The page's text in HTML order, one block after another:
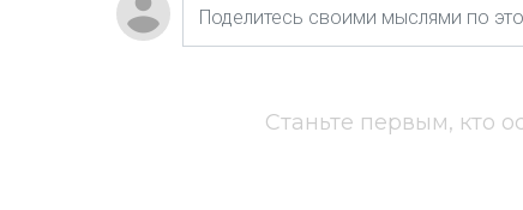
Станьте первым, кто